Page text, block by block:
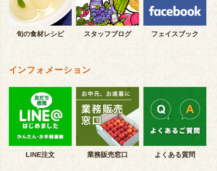
旬の食材レシピ スタッフブログ フェイスブック
インフォメーション
LINE注文 業務販売窓口 よくある質問